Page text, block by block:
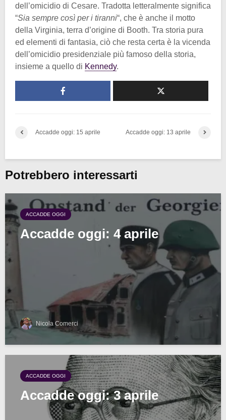
dell’omicidio di Cesare. Tradotta letteralmente significa
“Sia sempre così per i tiranni“, che è anche il motto
della Virginia, terra d’origine di Booth. Tra storia pura
ed elementi di fantasia, ciò che resta certa è la vicenda
dell’omicidio presidenziale più famoso della storia,
insieme a quello di Kennedy.
Accadde oggi: 15 aprile Accadde oggi: 13 aprile
Potrebbero interessarti
ACCADDE OGGI
Accadde oggi: 4 aprile
Nicola Comerci
ACCADDE OGGI
Accadde oggi: 3 aprile